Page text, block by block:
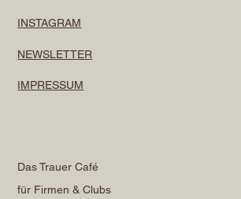
INSTAGRAM
NEWSLETTER
IMPRESSUM
Das Trauer Café
für Firmen & Clubs